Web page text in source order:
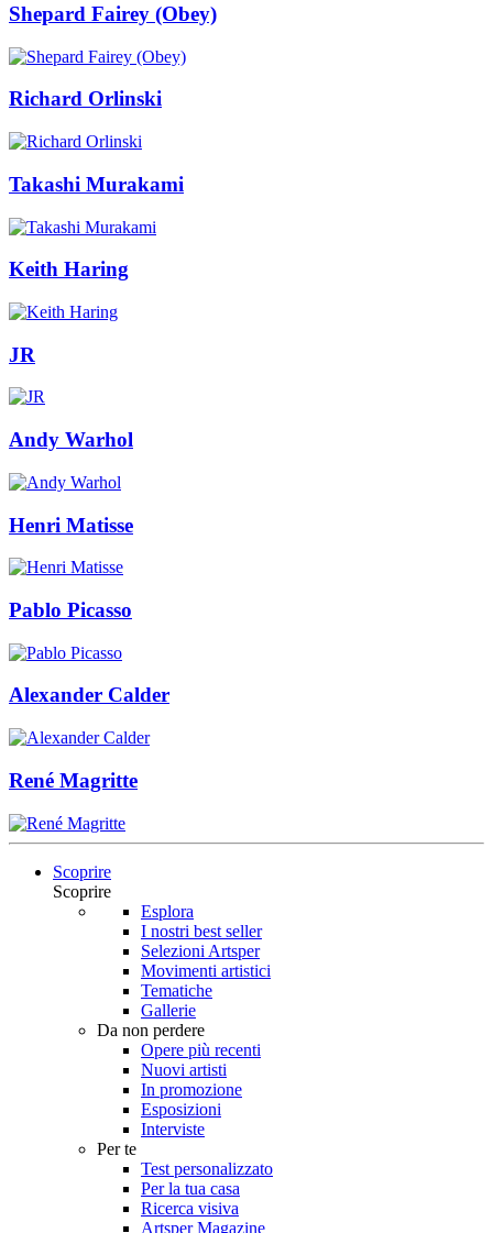
Shepard Fairey (Obey)
Richard Orlinski
Takashi Murakami
Keith Haring
JR
Andy Warhol
Henri Matisse
Pablo Picasso
Alexander Calder
René Magritte
Scoprire
Scoprire
Esplora
I nostri best seller
Selezioni Artsper
Movimenti artistici
Tematiche
Gallerie
Da non perdere
Opere più recenti
Nuovi artisti
In promozione
Esposizioni
Interviste
Per te
Test personalizzato
Per la tua casa
Ricerca visiva
Artsper Magazine